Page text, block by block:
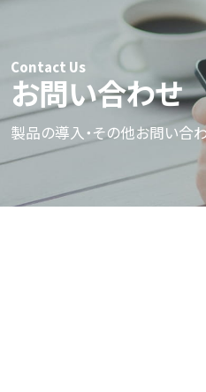
Contact Us
お問い合わせ
製品の導入・その他お問い合